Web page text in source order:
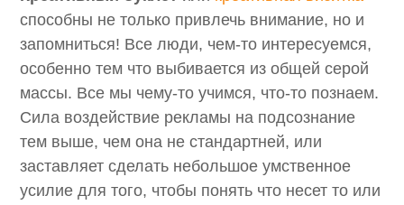
способны не только привлечь внимание, но и
запомниться! Все люди, чем-то интересуемся,
особенно тем что выбивается из общей серой
массы. Все мы чему-то учимся, что-то познаем.
Сила воздействие рекламы на подсознание
тем выше, чем она не стандартней, или
заставляет сделать небольшое умственное
усилие для того, чтобы понять что несет то или